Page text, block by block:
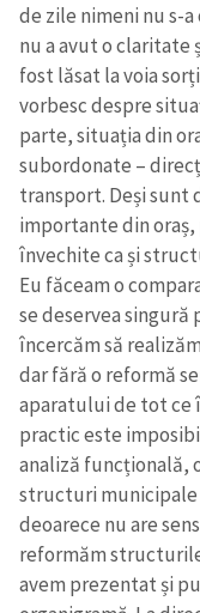
de zile nimeni nu s-
nu a avut o claritate
fost lăsat la voia
vorbesc despre
parte, situația din
subordonate –
transport. Deși sunt
importante din
învechite ca și
Eu făceam o
se deservea singură
încercăm să
dar fără o reformă
aparatului de tot ce
practic este
analiză funcțională,
structuri
deoarece nu are
reformăm
avem prezentat și